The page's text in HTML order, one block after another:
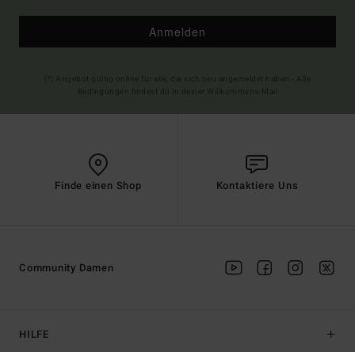
Anmelden
Finde einen Shop Kontaktiere Uns
HILFE
Community Damen